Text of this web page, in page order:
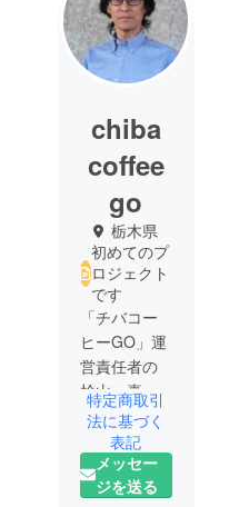
chiba
coffee
go
栃木県
初めてのプ
ロジェクト
です
「チバコー
ヒーGO」運
営責任者の
桧山 喜仁
（ひやま
よしひと）
と申しま
す。栃木県
特定商取引
法に基づく
表記
メッセー
ジを送る